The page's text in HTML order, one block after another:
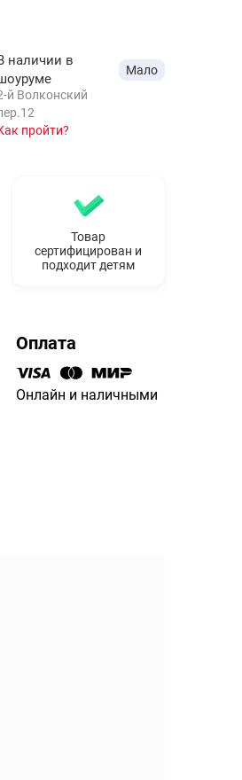
наличии в
й Волконский
пройти?
Мало
Товар
сертифицирован и
подходит детям
Оплата
Онлайн и наличными